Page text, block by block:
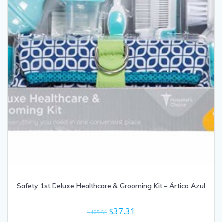
Safety 1st Deluxe Healthcare & Grooming Kit – Ártico Azul
$105.51 El
$37.31